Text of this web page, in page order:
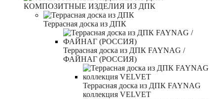
КОМПОЗИТНЫЕ ИЗДЕЛИЯ ИЗ ДПК
Террасная доска из ДПК
Террасная доска из ДПК FAYNAG /
ФАЙНАГ (РОССИЯ)
Террасная доска из ДПК FAYNAG
коллекция VELVET